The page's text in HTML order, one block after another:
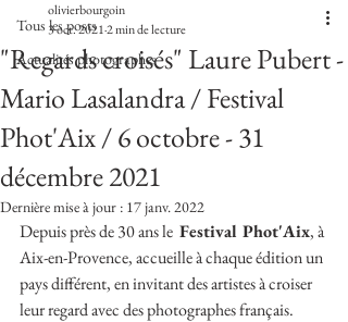
Tous les posts
Actualités photographes
"Regards croisés" Laure Pubert -
Mario Lasalandra / Festival
Phot'Aix / 6 octobre - 31
décembre 2021
olivierbourgoin
3 oct. 20212 min de lecture
Dernière mise à jour : 17 janv. 2022
Depuis près de 30 ans le Festival Phot'Aix, à
Aix-en-Provence, accueille à chaque édition un
pays différent, en invitant des artistes à croiser
leur regard avec des photographes français.